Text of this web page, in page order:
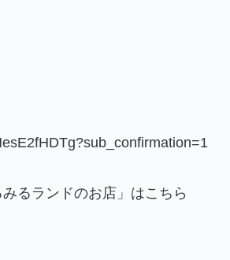
るランドのお店」はこちら